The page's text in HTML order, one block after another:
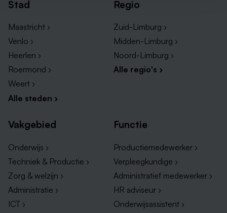
Stad
Maastricht ›
Venlo ›
Heerlen ›
Roermond ›
Weert ›
Alle steden ›
Regio
Zuid-Limburg ›
Midden-Limburg ›
Noord-Limburg ›
Alle regio's ›
Vakgebied
Onderwijs ›
Techniek & Productie ›
Zorg & welzijn ›
Administratie ›
ICT ›
Functie
Productiemedewerker ›
Verpleegkundige ›
Administratief medewerker ›
HR adviseur ›
Onderwijsassistent ›